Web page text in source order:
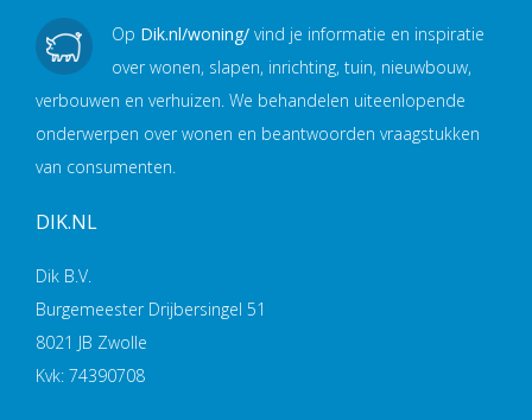
Op Dik.nl/woning/ vind je informatie en inspiratie
over wonen, slapen, inrichting, tuin, nieuwbouw,
verbouwen en verhuizen. We behandelen uiteenlopende
onderwerpen over wonen en beantwoorden vraagstukken
van consumenten.
DIK.NL
Dik B.V.
Burgemeester Drijbersingel 51
8021 JB Zwolle
Kvk: 74390708